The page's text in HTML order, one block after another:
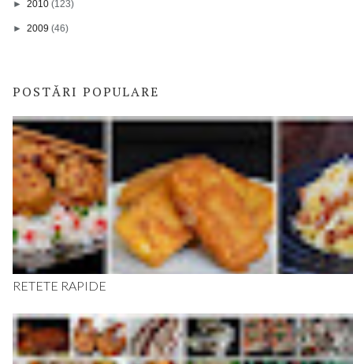
► 2010 (123)
► 2009 (46)
POSTĂRI POPULARE
RETETE RAPIDE